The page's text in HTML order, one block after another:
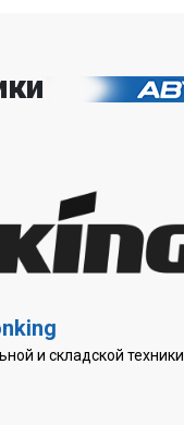
и складской техники